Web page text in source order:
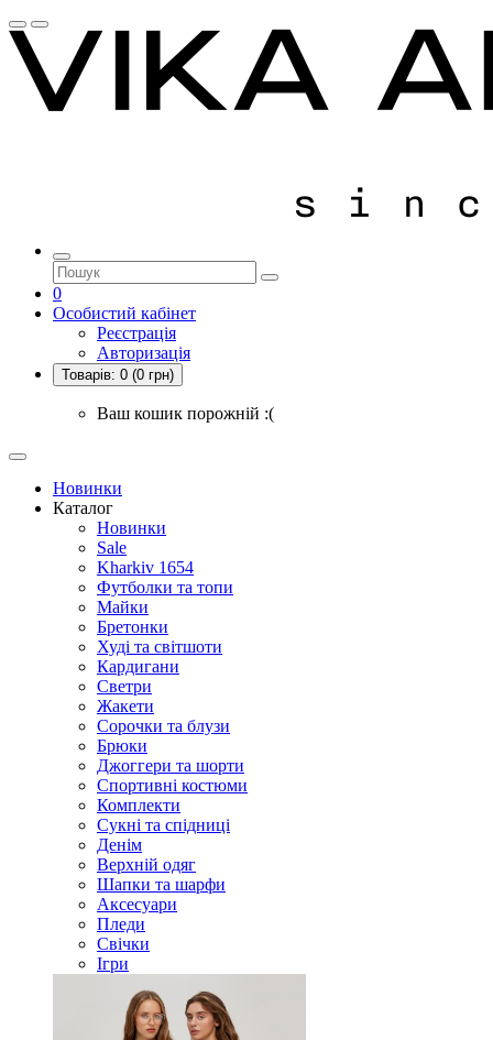
0
Особистий кабінет
Реєстрація
Авторизація
Товарів: 0 (0 грн)
Ваш кошик порожній :(
Новинки
Каталог
Новинки
Sale
Kharkiv 1654
Футболки та топи
Майки
Бретонки
Худі та світшоти
Кардигани
Светри
Жакети
Сорочки та блузи
Брюки
Джоггери та шорти
Спортивні костюми
Комплекти
Сукні та спідниці
Денім
Верхній одяг
Шапки та шарфи
Аксесуари
Пледи
Свічки
Ігри